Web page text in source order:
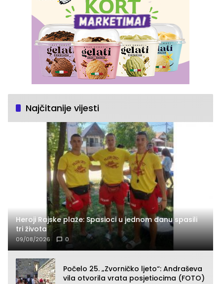
Najčitanije vijesti
Heroji Rajske plaže: Spasioci u jednom danu spasili
tri života
09/08/2026 0
Počelo 25. „Zvorničko ljeto“: Andraševa
vila otvorila vrata posjetiocima (FOTO)